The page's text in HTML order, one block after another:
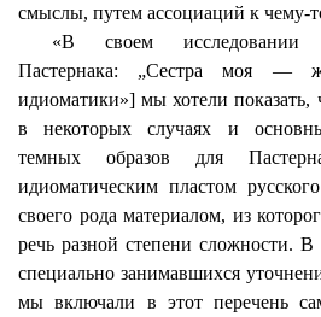
смыслы, путем ассоциаций к чему-
«В своем исследовании
Пастернака: „Сестра моя —
идиоматики»] мы хотели показать,
в некоторых случаях и
темных образов для
идиоматическим пластом
своего рода материалом, из
речь разной степени сложности. В
специально занимавшихся
мы включали в этот перечень